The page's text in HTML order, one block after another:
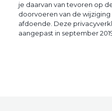
je daarvan van tevoren op
doorvoeren van de
afdoende. Deze
aangepast in september